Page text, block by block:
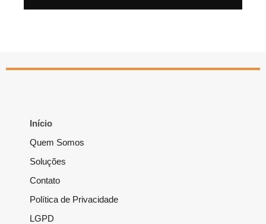
Início
Quem Somos
Soluções
Contato
Política de Privacidade
LGPD